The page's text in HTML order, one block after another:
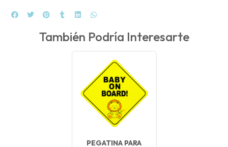
También Podría Interesarte
PEGATINA PARA